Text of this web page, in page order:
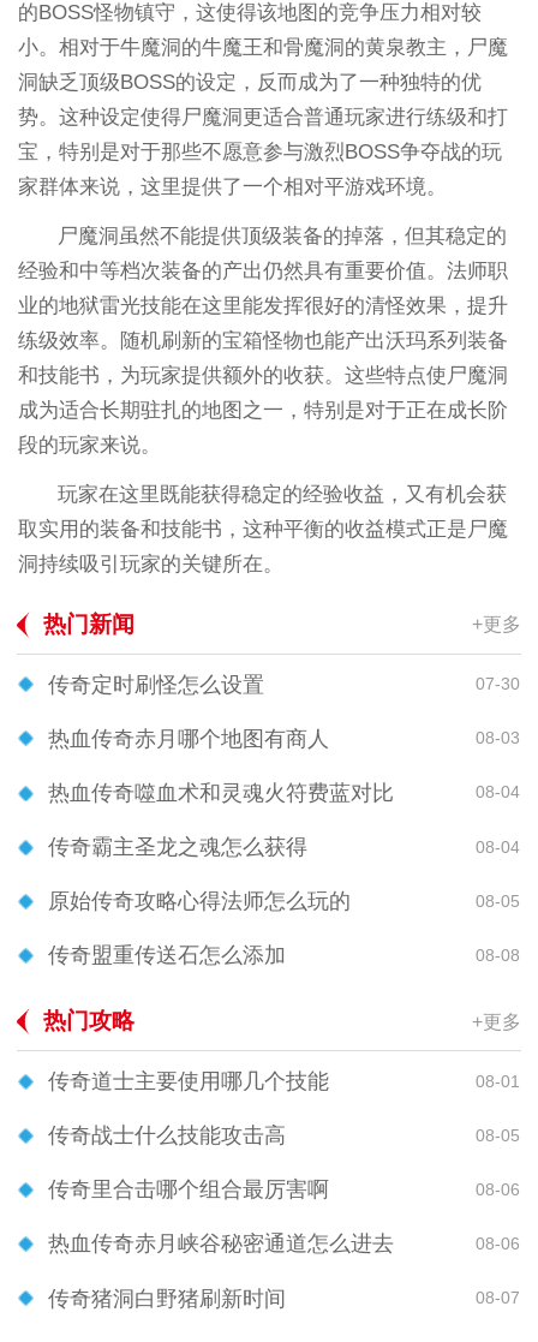
的BOSS怪物镇守，这使得该地图的竞争压力相对较
小。相对于牛魔洞的牛魔王和骨魔洞的黄泉教主，尸魔
洞缺乏顶级BOSS的设定，反而成为了一种独特的优
势。这种设定使得尸魔洞更适合普通玩家进行练级和打
宝，特别是对于那些不愿意参与激烈BOSS争夺战的玩
家群体来说，这里提供了一个相对平游戏环境。
尸魔洞虽然不能提供顶级装备的掉落，但其稳定的
经验和中等档次装备的产出仍然具有重要价值。法师职
业的地狱雷光技能在这里能发挥很好的清怪效果，提升
练级效率。随机刷新的宝箱怪物也能产出沃玛系列装备
和技能书，为玩家提供额外的收获。这些特点使尸魔洞
成为适合长期驻扎的地图之一，特别是对于正在成长阶
段的玩家来说。
玩家在这里既能获得稳定的经验收益，又有机会获
取实用的装备和技能书，这种平衡的收益模式正是尸魔
洞持续吸引玩家的关键所在。
热门新闻 +更多
传奇定时刷怪怎么设置 07-30
热血传奇赤月哪个地图有商人 08-03
热血传奇噬血术和灵魂火符费蓝对比 08-04
传奇霸主圣龙之魂怎么获得 08-04
原始传奇攻略心得法师怎么玩的 08-05
传奇盟重传送石怎么添加 08-08
热门攻略 +更多
传奇道士主要使用哪几个技能 08-01
传奇战士什么技能攻击高 08-05
传奇里合击哪个组合最厉害啊 08-06
热血传奇赤月峡谷秘密通道怎么进去 08-06
传奇猪洞白野猪刷新时间 08-07